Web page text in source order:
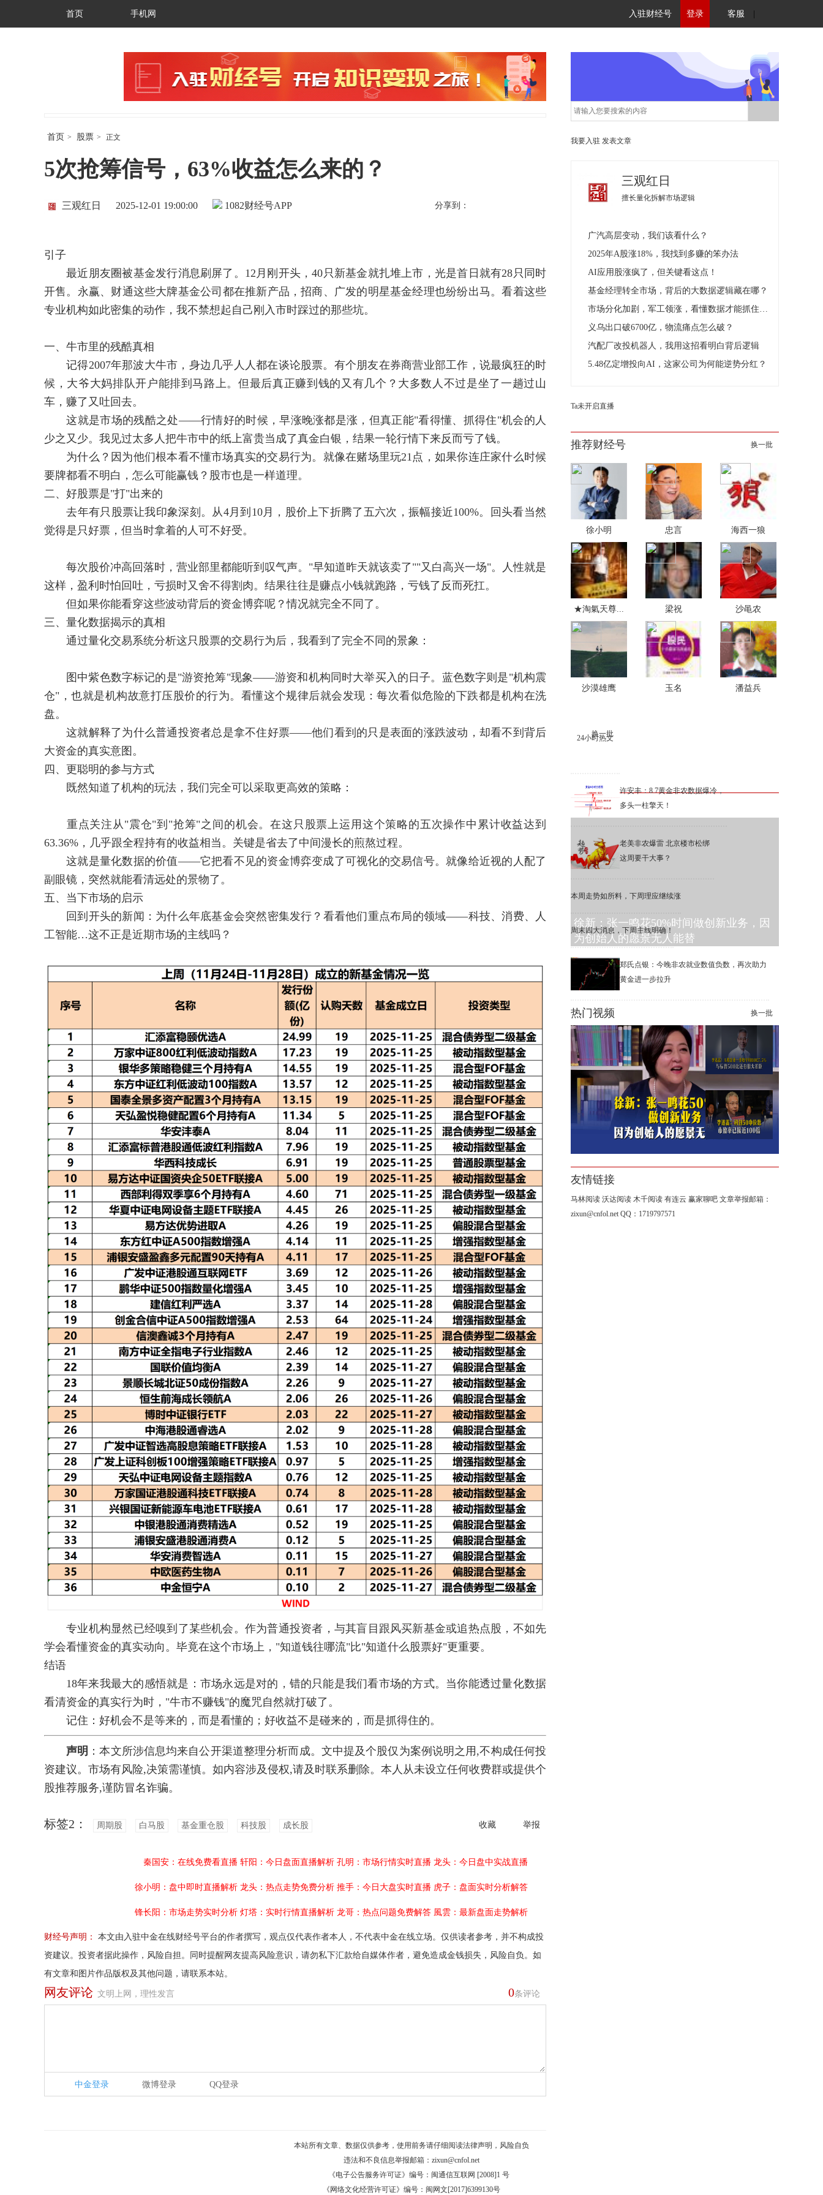
首页 手机网 入驻财经号 登录 客服
首页 > 股票 > 正文
5次抢筹信号，63%收益怎么来的？
财经号APP
三观红日 2025-12-01 19:00:00 1082 分享到：
引子
最近朋友圈被基金发行消息刷屏了。12月刚开头，40只新基金就扎堆上市，光是首日就有28只同时
开售。永赢、财通这些大牌基金公司都在推新产品，招商、广发的明星基金经理也纷纷出马。看着这些
专业机构如此密集的动作，我不禁想起自己刚入市时踩过的那些坑。
一、牛市里的残酷真相
记得2007年那波大牛市，身边几乎人人都在谈论股票。有个朋友在券商营业部工作，说最疯狂的时
候，大爷大妈排队开户能排到马路上。但最后真正赚到钱的又有几个？大多数人不过是坐了一趟过山
车，赚了又吐回去。
这就是市场的残酷之处——行情好的时候，早涨晚涨都是涨，但真正能"看得懂、抓得住"机会的人
少之又少。我见过太多人把牛市中的纸上富贵当成了真金白银，结果一轮行情下来反而亏了钱。
为什么？因为他们根本看不懂市场真实的交易行为。就像在赌场里玩21点，如果你连庄家什么时候
要牌都看不明白，怎么可能赢钱？股市也是一样道理。
二、好股票是"打"出来的
去年有只股票让我印象深刻。从4月到10月，股价上下折腾了五六次，振幅接近100%。回头看当然
觉得是只好票，但当时拿着的人可不好受。
每次股价冲高回落时，营业部里都能听到叹气声。"早知道昨天就该卖了""又白高兴一场"。人性就是
这样，盈利时怕回吐，亏损时又舍不得割肉。结果往往是赚点小钱就跑路，亏钱了反而死扛。
但如果你能看穿这些波动背后的资金博弈呢？情况就完全不同了。
三、量化数据揭示的真相
通过量化交易系统分析这只股票的交易行为后，我看到了完全不同的景象：
图中紫色数字标记的是"游资抢筹"现象——游资和机构同时大举买入的日子。蓝色数字则是"机构震
仓"，也就是机构故意打压股价的行为。看懂这个规律后就会发现：每次看似危险的下跌都是机构在洗
盘。
这就解释了为什么普通投资者总是拿不住好票——他们看到的只是表面的涨跌波动，却看不到背后
大资金的真实意图。
四、更聪明的参与方式
既然知道了机构的玩法，我们完全可以采取更高效的策略：
重点关注从"震仓"到"抢筹"之间的机会。在这只股票上运用这个策略的五次操作中累计收益达到
63.36%，几乎跟全程持有的收益相当。关键是省去了中间漫长的煎熬过程。
这就是量化数据的价值——它把看不见的资金博弈变成了可视化的交易信号。就像给近视的人配了
副眼镜，突然就能看清远处的景物了。
五、当下市场的启示
回到开头的新闻：为什么年底基金会突然密集发行？看看他们重点布局的领域——科技、消费、人
工智能…这不正是近期市场的主线吗？
专业机构显然已经嗅到了某些机会。作为普通投资者，与其盲目跟风买新基金或追热点股，不如先
学会看懂资金的真实动向。毕竟在这个市场上，"知道钱往哪流"比"知道什么股票好"更重要。
结语
18年来我最大的感悟就是：市场永远是对的，错的只能是我们看市场的方式。当你能透过量化数据
看清资金的真实行为时，"牛市不赚钱"的魔咒自然就打破了。
记住：好机会不是等来的，而是看懂的；好收益不是碰来的，而是抓得住的。
声明 ：本文所涉信息均来自公开渠道整理分析而成。文中提及个股仅为案例说明之用,不构成任何投
资建议。市场有风险,决策需谨慎。如内容涉及侵权,请及时联系删除。本人从未设立任何收费群或提供个
股推荐服务,谨防冒名诈骗。
收藏 举报
标签2： 周期股 白马股 基金重仓股 科技股 成长股
秦国安：在线免费看直播 轩阳：今日盘面直播解析 孔明：市场行情实时直播 龙头：今日盘中实战直播
徐小明：盘中即时直播解析 龙头：热点走势免费分析 推手：今日大盘实时直播 虎子：盘面实时分析解答
锋长阳：市场走势实时分析 灯塔：实时行情直播解析 龙哥：热点问题免费解答 風雲：最新盘面走势解析
财经号声明：
本文由入驻中金在线财经号平台的作者撰写，观点仅代表作者本人，不代表中金在线立场。仅供读者参考，并不构成投
资建议。投资者据此操作，风险自担。同时提醒网友提高风险意识，请勿私下汇款给自媒体作者，避免造成金钱损失，风险自负。如
有文章和图片作品版权及其他问题，请联系本站。
0条评论
网友评论 文明上网，理性发言
中金登录 微博登录 QQ登录
我要入驻 发表文章
三观红日
擅长量化拆解市场逻辑
广汽高层变动，我们该看什么？
2025年A股涨18%，我找到多赚的笨办法
AI应用股涨疯了，但关键看这点！
基金经理转全市场，背后的大数据逻辑藏在哪？
市场分化加剧，军工领涨，看懂数据才能抓住真机会
义乌出口破6700亿，物流痛点怎么破？
汽配厂改投机器人，我用这招看明白背后逻辑
5.48亿定增投向AI，这家公司为何能逆势分红？
Ta未开启直播
推荐财经号 换一批
徐小明 忠言 海西一狼
★淘氣天尊... 梁祝 沙黾农
沙漠雄鹰 玉名 潘益兵
24小时热文
换一批
许安丰：8.7黄金非农数据爆冷，
多头一柱擎天！
老美非农爆雷 北京楼市松绑
这周要干大事？
本周走势如所料，下周理应继续涨
周末四大消息，下周主线明确！
郑氏点银：今晚非农就业数值负数，再次助力
黄金进一步拉升
热门视频 换一批
徐新：张一鸣花50%时间做创新业务，因
为创始人的愿景无人能替
李迅雷：6.3%的公司，撑起了
美股1万家公司的市值增长
李迅雷：A股一季度平均ROE
为7.5%，远低于标普500
李迅雷：科创50中位数市盈率
已接近100倍
友情链接
马林阅读 沃达阅读 木千阅读 有连云 赢家聊吧 文章举报邮箱：
zixun@cnfol.net QQ：1719797571
本站所有文章、数据仅供参考，使用前务请仔细阅读法律声明 ，风险自负
违法和不良信息举报邮箱： zixun@cnfol.net
《电子公告服务许可证》编号：闽通信互联网 [2008]1 号
《网络文化经营许可证》编号：闽网文[2017]6399130号